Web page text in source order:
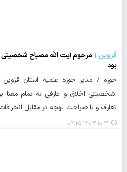
قزوین
مرحوم آیت الله مصباح شخصیتی
بود
حوزه / مدیر حوزه علمیه استان
شخصیتی اخلاق و عارفی به تمام معنا
تعارف و با صراحت لهجه در مقابل
۱۴۰۳-۱۰-۲۱ ۰۲:۲۵